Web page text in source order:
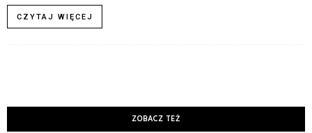
CZYTAJ WIĘCEJ
ZOBACZ TEŻ